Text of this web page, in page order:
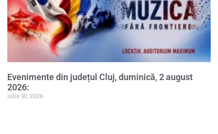
Evenimente din județul Cluj, duminică, 2 august
2026:
iulie 30, 2026